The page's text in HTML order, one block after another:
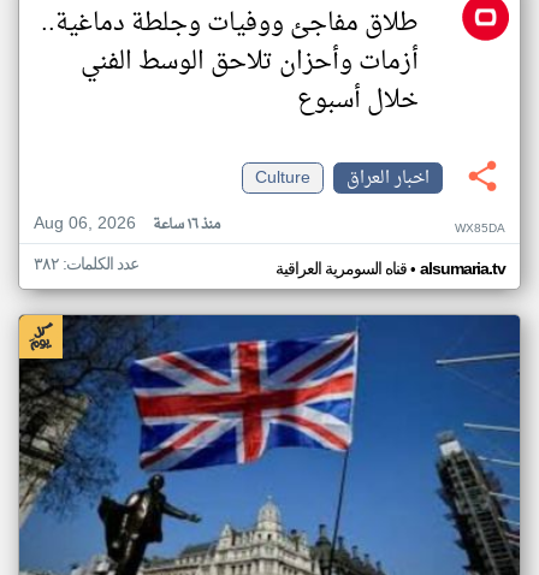
طلاق مفاجئ ووفيات وجلطة دماغية..
أزمات وأحزان تلاحق الوسط الفني
خلال أسبوع
اخبار العراق
Culture
Aug 06, 2026
منذ ١٦ ساعة WX85DA
قناه السومرية العراقية• alsumaria.tv عدد الكلمات: ٣٨٢